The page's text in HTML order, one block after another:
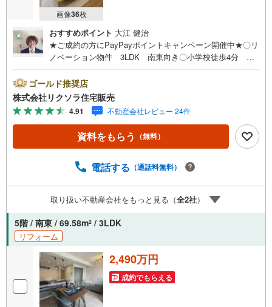
画像36枚
おすすめポイント 大江 健治
★ご成約の方にPayPayポイントキャンペーン開催中★〇リ
ノベーション物件 3LDK 南東向き〇小学校徒歩4分 ス
機 高層階■営業時間 9:30～20:00 ■即日案内可能！※当
日・翌日のご案内はお電話でのお問合せがスムーズ■定休
日 毎週水曜日◇弊社ホームページよりLINEでのお問合せ
も好評！◇不動産情報サイト未掲載物件、弊社ホームペー
ジに多数掲載！◇学校区物件検索も充実！ご希望の学校区
での物件探しに便利！「リクソラ住宅販売」で検索！是非
の掲載物件もまとめてご案内可能リフォームやリノベーシ
会 随時開催中】〇お客様の条件にベストな住宅ローン商
品のご提案〇住宅ローンの金利や優遇率、審査基準などを
詳しくご説明〇住宅ローンとリフォームローンの一体型商
品もご提案〇仕事や収入・現在過去の借入による住宅ロー
ンへの問題解決是非ともお問合せ下さい
ゴールド推奨店
株式会社リクソラ住宅販売
4.91 不動産会社レビュー 24件
資料をもらう （無料）
電話する （通話料無料）
取り扱い不動産会社をもっと見る（全2社）
5階 / 南東 / 69.58m2 / 3LDK
リフォーム
2,490万円
成約でもらえる